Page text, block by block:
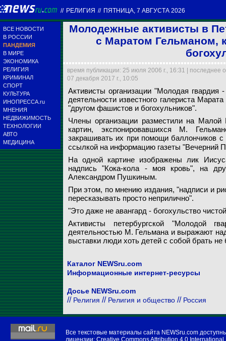
// РЕЛИГИЯ // ПЯТНИЦА, 7 АВГУСТА 2026
ВСЕ НОВОСТИ
В РОССИИ
ПАНДЕМИЯ
В МИРЕ
ЭКОНОМИКА
РЕЛИГИЯ
КРИМИНАЛ
СПОРТ
КУЛЬТУРА
ИНОПРЕССА.ru
МНЕНИЯ
НЕДВИЖИМОСТЬ
ТЕХНОЛОГИИ
АВТО
МЕДИЦИНА
Молодежные активисты в
с Маратом Гельманом,
время публикации: 25 июля 2006 г., 16:31 | последнее
07 декабря 2017 г., 10:05
"другом фашистов
Архив NEWSru.com
Активисты организации "Молодая гвардия
деятельности известного галериста
"другом фашистов и богохульников".
Члены организации разместили на
картин, экспонировавшихся М.
закрашивать их при помощи баллончиков
ссылкой на информацию газеты "Вечерний
На одной картине изображены лик
надпись "Кока-кола - моя кровь", на
Александром Пушкиным.
При этом, по мнению издания, "надписи и
пересказывать просто неприлично".
"Это даже не авангард - богохульство
Активисты петербургской "Молодой
деятельностью М. Гельмана и выражают
выставки люди хоть детей с собой брать не
Каталог NEWSru.com
Информационные интернет-ресурсы
Досье NEWSru.com
// Религия // Религия и общество // Россия
Все текстовые материалы сайта NEWSru.com
лицензии: Creative Commons Attribution 4.0 International ,